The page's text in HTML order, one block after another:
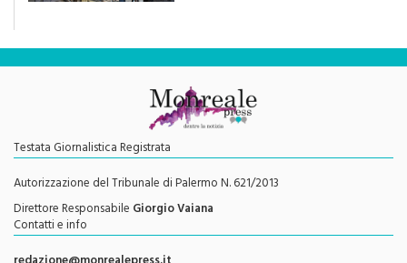
Testata Giornalistica Registrata
Autorizzazione del Tribunale di Palermo N. 621/2013
Direttore ResponsabileGiorgio Vaiana
Contatti e info